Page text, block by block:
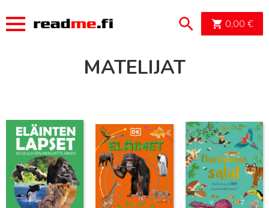
0,00 €
MATELIJAT
Lue lisää Lue lisää Lue lisää